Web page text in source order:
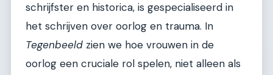
schrijfster en historica, is gespecialiseerd in
het schrijven over oorlog en trauma. In
Tegenbeeld zien we hoe vrouwen in de
oorlog een cruciale rol spelen, niet alleen als